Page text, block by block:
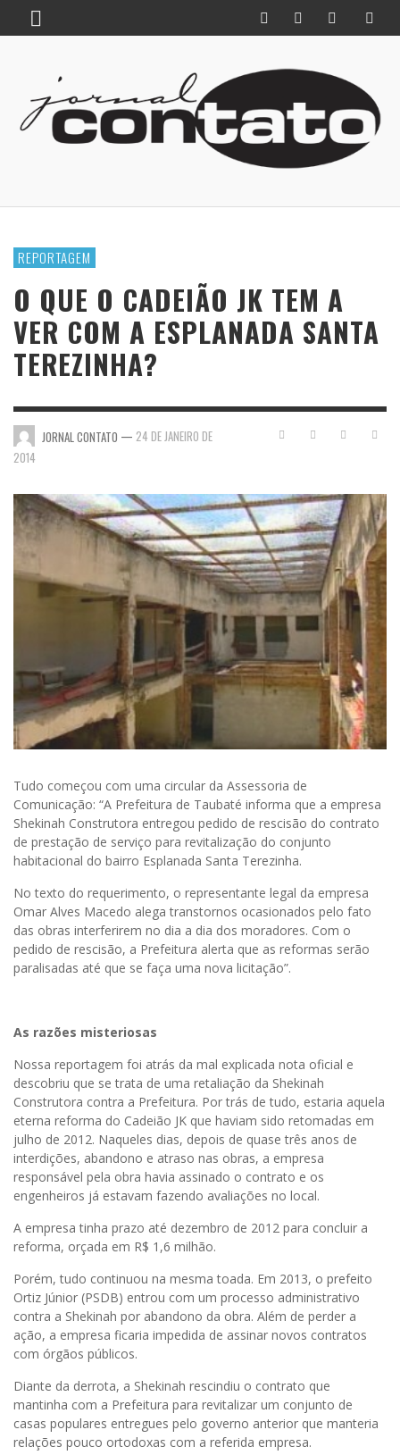
REPORTAGEM
O QUE O CADEIÃO JK TEM A
VER COM A ESPLANADA SANTA
TEREZINHA?
JORNAL CONTATO — 24 DE JANEIRO DE
2014
Tudo começou com uma circular da Assessoria de
Comunicação: “A Prefeitura de Taubaté informa que a empresa
Shekinah Construtora entregou pedido de rescisão do contrato
de prestação de serviço para revitalização do conjunto
habitacional do bairro Esplanada Santa Terezinha.
No texto do requerimento, o representante legal da empresa
Omar Alves Macedo alega transtornos ocasionados pelo fato
das obras interferirem no dia a dia dos moradores. Com o
pedido de rescisão, a Prefeitura alerta que as reformas serão
paralisadas até que se faça uma nova licitação”.
As razões misteriosas
Nossa reportagem foi atrás da mal explicada nota oficial e
descobriu que se trata de uma retaliação da Shekinah
Construtora contra a Prefeitura. Por trás de tudo, estaria aquela
eterna reforma do Cadeião JK que haviam sido retomadas em
julho de 2012. Naqueles dias, depois de quase três anos de
interdições, abandono e atraso nas obras, a empresa
responsável pela obra havia assinado o contrato e os
engenheiros já estavam fazendo avaliações no local.
A empresa tinha prazo até dezembro de 2012 para concluir a
reforma, orçada em R$ 1,6 milhão.
Porém, tudo continuou na mesma toada. Em 2013, o prefeito
Ortiz Júnior (PSDB) entrou com um processo administrativo
contra a Shekinah por abandono da obra. Além de perder a
ação, a empresa ficaria impedida de assinar novos contratos
com órgãos públicos.
Diante da derrota, a Shekinah rescindiu o contrato que
mantinha com a Prefeitura para revitalizar um conjunto de
casas populares entregues pelo governo anterior que manteria
relações pouco ortodoxas com a referida empresa.